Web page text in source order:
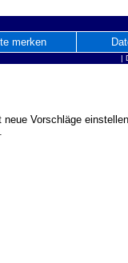
merken
|
Vorschläge